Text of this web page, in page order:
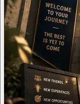
이미지, 피사체, 구도
할 참고 이미지를 업
GPT Image 2
네온 도시 갤럭시 초
9 grid photo, Indonesian sarwendah,girl, Maria Theodore,haviza
devi anjani,aesthetic,
dump, random, , ,
cute t-shirt,hangout , ,
clothes,outdoor, selfie
Tumblr 2009,
hadju, , BBC , mediocre, sloppy snapshot, cut syifa, influencer ,